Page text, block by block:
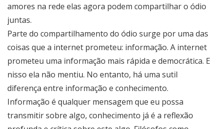
amores na rede elas agora podem compartilhar o ódio
juntas.
Parte do compartilhamento do ódio surge por uma das
coisas que a internet prometeu: informação. A internet
prometeu uma informação mais rápida e democrática. E
nisso ela não mentiu. No entanto, há uma sutil
diferença entre informação e conhecimento.
Informação é qualquer mensagem que eu possa
transmitir sobre algo, conhecimento já é a reflexão